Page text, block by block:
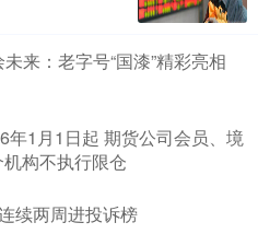
来：老字号“国漆”精彩亮相
年1月1日起 期货公司会员、境
构不执行限仓
续两周进投诉榜